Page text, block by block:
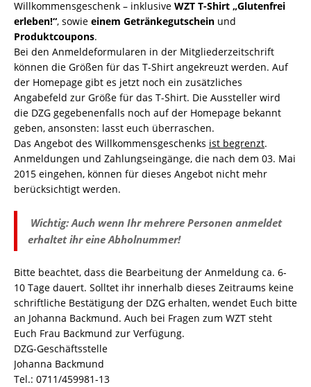
Willkommensgeschenk – inklusive WZT T-Shirt „Glutenfrei
erleben!“, sowie einem Getränkegutschein und
Produktcoupons.
Bei den Anmeldeformularen in der Mitgliederzeitschrift
können die Größen für das T-Shirt angekreuzt werden. Auf
der Homepage gibt es jetzt noch ein zusätzliches
Angabefeld zur Größe für das T-Shirt. Die Aussteller wird
die DZG gegebenenfalls noch auf der Homepage bekannt
geben, ansonsten: lasst euch überraschen.
Das Angebot des Willkommensgeschenks ist begrenzt.
Anmeldungen und Zahlungseingänge, die nach dem 03. Mai
2015 eingehen, können für dieses Angebot nicht mehr
berücksichtigt werden.
Wichtig: Auch wenn Ihr mehrere Personen anmeldet
erhaltet ihr eine Abholnummer!
Bitte beachtet, dass die Bearbeitung der Anmeldung ca. 6-
10 Tage dauert. Solltet ihr innerhalb dieses Zeitraums keine
schriftliche Bestätigung der DZG erhalten, wendet Euch bitte
an Johanna Backmund. Auch bei Fragen zum WZT steht
Euch Frau Backmund zur Verfügung.
DZG-Geschäftsstelle
Johanna Backmund
Tel.: 0711/459981-13